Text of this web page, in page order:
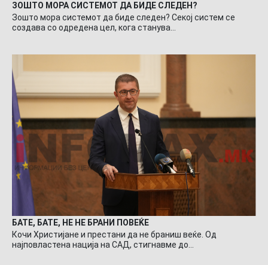
ЗОШТО МОРА СИСТЕМОТ ДА БИДЕ СЛЕДЕН?
Зошто мора системот да биде следен? Секој систем се
создава со одредена цел, кога станува…
БАТЕ, БАТЕ, НЕ НЕ БРАНИ ПОВЕЌЕ
Кочи Христијане и престани да не браниш веќе. Од
најповластена нација на САД, стигнавме до…